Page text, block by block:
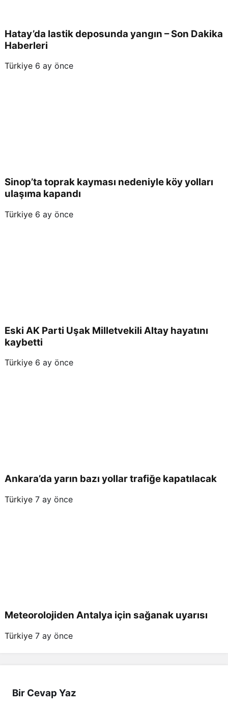
Hatay’da lastik deposunda yangın – Son Dakika
Haberleri
Türkiye 6 ay önce
Sinop’ta toprak kayması nedeniyle köy yolları
ulaşıma kapandı
Türkiye 6 ay önce
Eski AK Parti Uşak Milletvekili Altay hayatını
kaybetti
Türkiye 6 ay önce
Ankara’da yarın bazı yollar trafiğe kapatılacak
Türkiye 7 ay önce
Meteorolojiden Antalya için sağanak uyarısı
Türkiye 7 ay önce
Bir Cevap Yaz